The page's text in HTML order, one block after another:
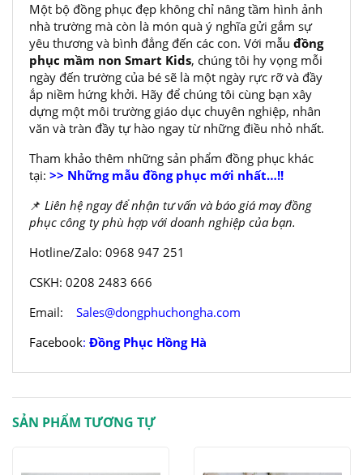
Một bộ đồng phục đẹp không chỉ nâng tầm hình ảnh
nhà trường mà còn là món quà ý nghĩa gửi gắm sự
yêu thương và bình đẳng đến các con. Với mẫu đồng
phục mầm non Smart Kids, chúng tôi hy vọng mỗi
ngày đến trường của bé sẽ là một ngày rực rỡ và đầy
ắp niềm hứng khởi. Hãy để chúng tôi cùng bạn xây
dựng một môi trường giáo dục chuyên nghiệp, nhân
văn và tràn đầy tự hào ngay từ những điều nhỏ nhất.
Tham khảo thêm những sản phẩm đồng phục khác
tại: >> Những mẫu đồng phục mới nhất…!!
📌 Liên hệ ngay để nhận tư vấn và báo giá may đồng
phục công ty phù hợp với doanh nghiệp của bạn.
Hotline/Zalo: 0968 947 251
CSKH: 0208 2483 666
Email: Sales@dongphuchongha.com
Facebook: Đồng Phục Hồng Hà
SẢN PHẨM TƯƠNG TỰ